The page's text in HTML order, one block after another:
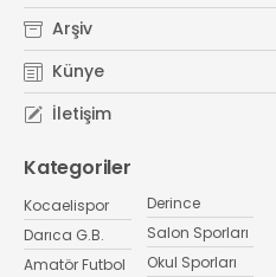
Arşiv
Künye
İletişim
Kategoriler
Kocaelispor
Darıca G.B.
Amatör Futbol
Derince
Salon Sporları
Okul Sporları